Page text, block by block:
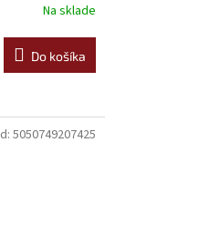
Na sklade
Do košíka
5050749207425